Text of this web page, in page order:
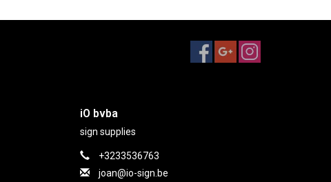
iO bvba
sign supplies
+3233536763
joan@io-sign.be